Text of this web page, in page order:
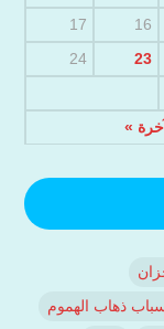
»
16
17
23
24
ذهاب الهموم